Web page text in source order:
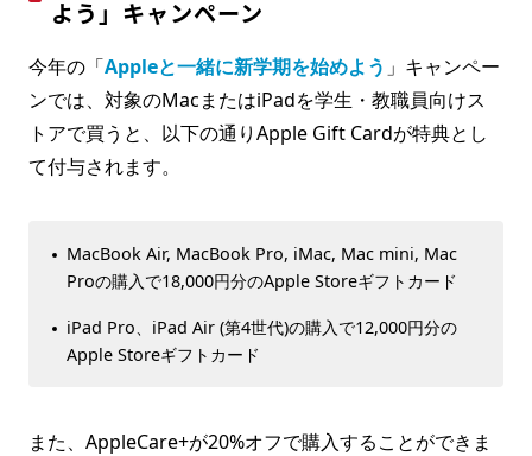
よう」キャンペーン
今年の「Appleと一緒に新学期を始めよう 」キャンペー
ンでは、対象のMacまたはiPadを学生・教職員向けス
トアで買うと、以下の通りApple Gift Cardが特典とし
て付与されます。
MacBook Air, MacBook Pro, iMac, Mac mini, Mac
Proの購入で18,000円分のApple Storeギフトカード
iPad Pro、iPad Air (第4世代)の購入で12,000円分の
Apple Storeギフトカード
また、AppleCare+が20%オフで購入することができま